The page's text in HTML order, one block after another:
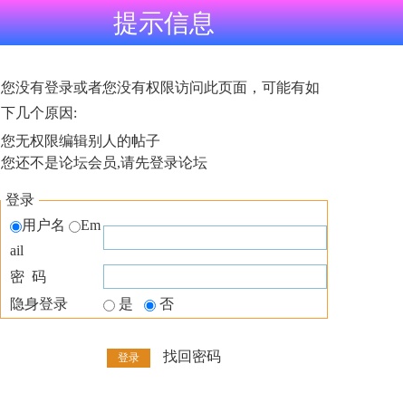
提示信息
您没有登录或者您没有权限访问此页面，可能有如
下几个原因:
您无权限编辑别人的帖子
您还不是论坛会员,请先登录论坛
登录
用户名
Em
ail
密 码
隐身登录
是 否
找回密码